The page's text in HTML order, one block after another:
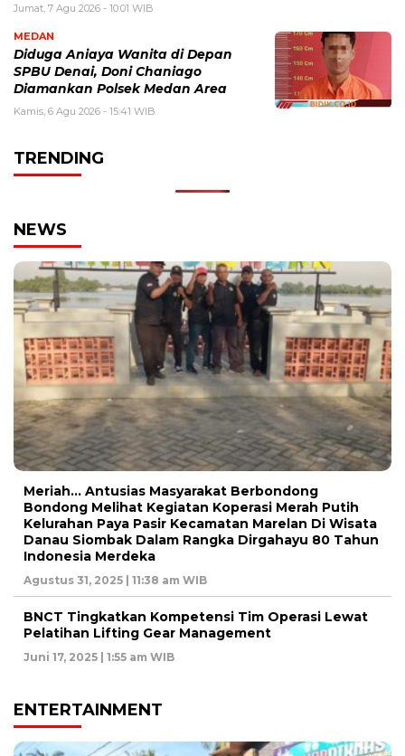
Jumat, 7 Agu 2026 - 10:01 WIB
MEDAN
Diduga Aniaya Wanita di Depan
SPBU Denai, Doni Chaniago
Diamankan Polsek Medan Area
Kamis, 6 Agu 2026 - 15:41 WIB
TRENDING
NEWS
Meriah… Antusias Masyarakat Berbondong
Bondong Melihat Kegiatan Koperasi Merah Putih
Kelurahan Paya Pasir Kecamatan Marelan Di Wisata
Danau Siombak Dalam Rangka Dirgahayu 80 Tahun
Indonesia Merdeka
Agustus 31, 2025 | 11:38 am WIB
BNCT Tingkatkan Kompetensi Tim Operasi Lewat
Pelatihan Lifting Gear Management
Juni 17, 2025 | 1:55 am WIB
ENTERTAINMENT